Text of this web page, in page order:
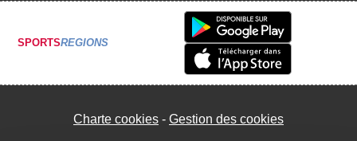
SPORTSREGIONS
Charte cookies Gestion des cookies